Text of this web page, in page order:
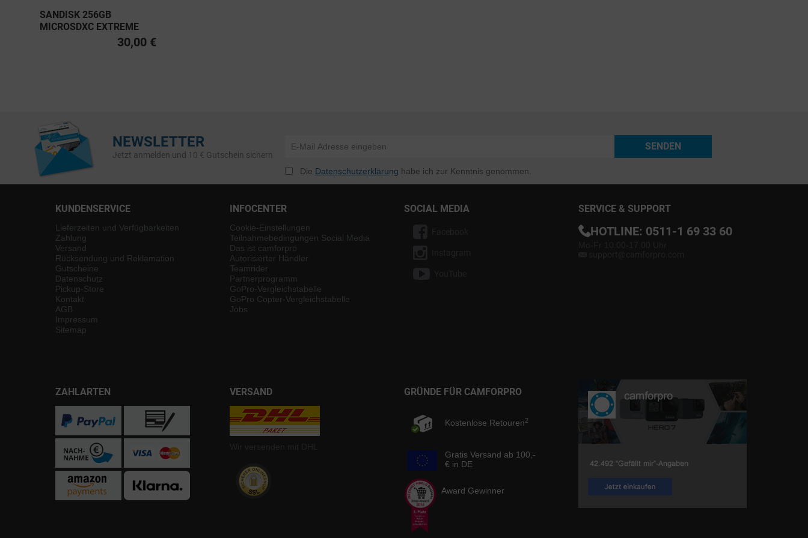
SANDISK 256GB
MICROSDXC EXTREME
PRO UHS-I U3, CLASS 10
30,00 €
NEWSLETTER
Jetzt anmelden und 10 € Gutschein sichern
SENDEN
Die Datenschutzerklärung habe ich zur Kenntnis genommen.
KUNDENSERVICE
Lieferzeiten und Verfügbarkeiten
Zahlung
Versand
Rücksendung und Reklamation
Gutscheine
Datenschutz
Pickup-Store
Kontakt
AGB
Impressum
Sitemap
INFOCENTER
Cookie-Einstellungen
Teilnahmebedingungen Social Media
Das ist camforpro
Autorisierter Händler
Teamrider
Partnerprogramm
GoPro-Vergleichstabelle
GoPro Copter-Vergleichstabelle
Jobs
SOCIAL MEDIA SERVICE & SUPPORT
HOTLINE: 0511-1 69 33 60
ZAHLARTEN VERSAND GRÜNDE FÜR CAMFORPRO
Kostenlose Retouren2
Gratis Versand ab 100,-
€ in DE
Award Gewinner